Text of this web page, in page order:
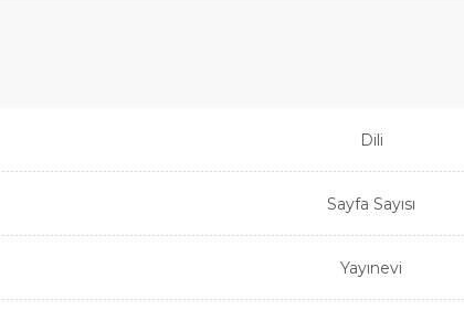
Dili
Sayfa Sayısı
Yayınevi